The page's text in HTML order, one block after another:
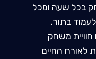
בכל שעה ומכל
בתור.
משחק
לאורח החיים